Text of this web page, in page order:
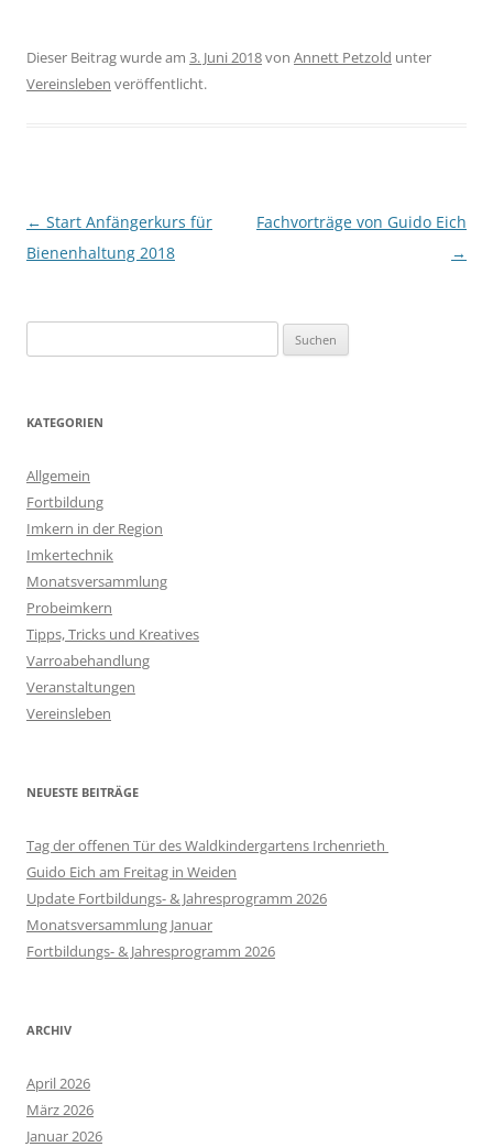
Dieser Beitrag wurde am 3. Juni 2018von Annett Petzold unter
Vereinsleben veröffentlicht.
Beitragsnavigation
← Start Anfängerkurs für
Bienenhaltung 2018
Fachvorträge von Guido Eich
→
nach:
KATEGORIEN
Allgemein
Fortbildung
Imkern in der Region
Imkertechnik
Monatsversammlung
Probeimkern
Tipps, Tricks und Kreatives
Varroabehandlung
Veranstaltungen
Vereinsleben
NEUESTE BEITRÄGE
Tag der offenen Tür des Waldkindergartens Irchenrieth
Guido Eich am Freitag in Weiden
Update Fortbildungs- & Jahresprogramm 2026
Monatsversammlung Januar
Fortbildungs- & Jahresprogramm 2026
ARCHIV
April 2026
März 2026
Januar 2026